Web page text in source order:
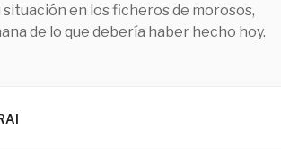
en los ficheros de morosos,
de lo que debería haber hecho hoy.